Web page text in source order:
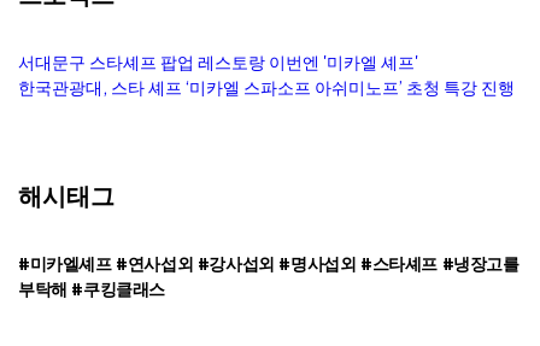
서대문구 스타셰프 팝업 레스토랑 이번엔 '미카엘 셰프'
한국관광대, 스타 셰프 ‘미카엘 스파소프 아쉬미노프’ 초청 특강 진행
해시태그
#미카엘셰프 #연사섭외 #강사섭외 #명사섭외 #스타셰프 #냉장고를
부탁해 #쿠킹클래스